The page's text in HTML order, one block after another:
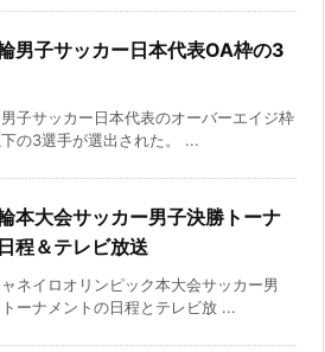
男子サッカー日本代表OA枠の3
子サッカー日本代表のオーバーエイジ枠
の3選手が選出された。 ...
本大会サッカー男子決勝トーナ
程＆テレビ放送
ネイロオリンピック本大会サッカー男
ーナメントの日程とテレビ放 ...